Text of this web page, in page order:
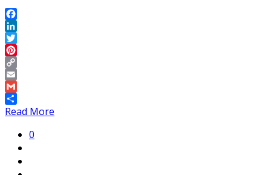
Facebook
LinkedIn
Twitter
Pinterest
Copy
Link
Email
Gmail
Share
Read More
0